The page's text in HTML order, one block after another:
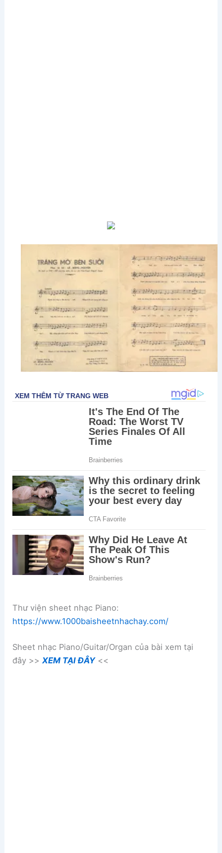
Thư viện sheet nhạc Piano:
https://www.1000baisheetnhachay.com/
Sheet nhạc Piano/Guitar/Organ của bài xem tại
đây >>XEM TẠI ĐÂY<<